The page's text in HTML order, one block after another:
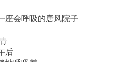
座会呼吸的唐风院子
后